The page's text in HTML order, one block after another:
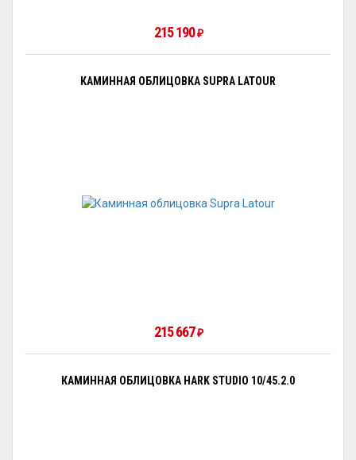
215 190₽
КАМИННАЯ ОБЛИЦОВКА SUPRA LATOUR
215 667₽
КАМИННАЯ ОБЛИЦОВКА HARK STUDIO 10/45.2.0